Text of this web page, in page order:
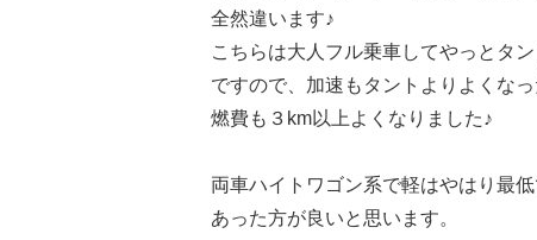
全然違います♪
こちらは大人フル乗車してやっとタ
ですので、加速もタントよりよくな
燃費も３km以上よくなりました♪
両車ハイトワゴン系で軽はやはり最
あった方が良いと思います。